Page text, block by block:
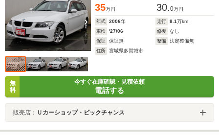
35万円 30.0万円
年式 2006年 走行 8.1万km
車検
'27/06 修復
なし
保証
保証無 整備
法定整備無
住所
宮城県多賀城市
無
料
今すぐ在庫確認・見積依頼
電話する
販売店： Ｕカーショップ・ビックチャンス